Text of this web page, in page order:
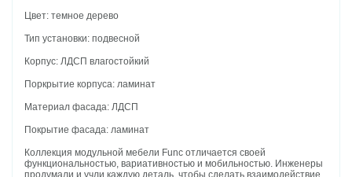
Цвет: темное дерево
Тип установки: подвесной
Корпус: ЛДСП влагостойкий
Поркрытие корпуса: ламинат
Материал фасада: ЛДСП
Покрытие фасада: ламинат
Коллекция модульной мебели Func отличается своей
функциональностью, вариативностью и мобильностью. Инженеры